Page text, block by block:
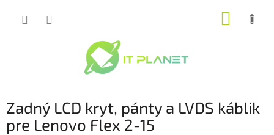
Zadný LCD kryt, pánty a LVDS káblik
pre Lenovo Flex 2-15